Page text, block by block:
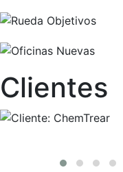
Clientes